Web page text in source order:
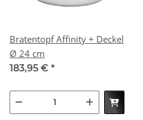
Bratentopf Affinity + Deckel
Ø 24 cm
183,95 € *